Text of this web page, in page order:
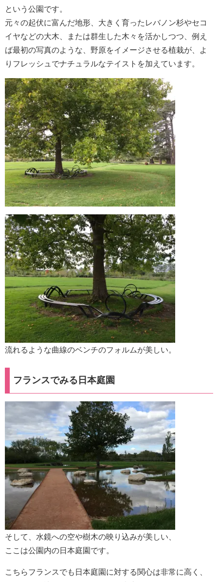
という公園です。
元々の起伏に富んだ地形、大きく育ったレバノン杉やセコ
イヤなどの大木、または群生した木々を活かしつつ、例え
ば最初の写真のような、野原をイメージさせる植栽が、よ
りフレッシュでナチュラルなテイストを加えています。
流れるような曲線のベンチのフォルムが美しい。
フランスでみる日本庭園
そして、水鏡への空や樹木の映り込みが美しい、
ここは公園内の日本庭園です。
こちらフランスでも日本庭園に対する関心は非常に高く、